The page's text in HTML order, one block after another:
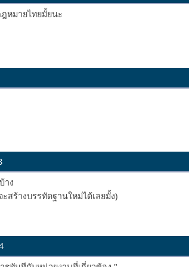
หมายไทยมั้ยนะ
าง
สร้างบรรทัดฐานใหม่ได้เลยมั้ง)